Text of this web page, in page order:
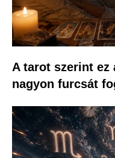
A tarot szerint ez
nagyon furcsát